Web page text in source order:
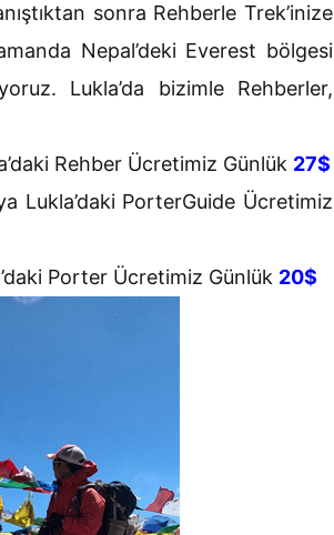
sonra Rehberle Trek’inize
Nepal’deki Everest bölgesi
Lukla’da bizimle Rehberler,
Rehber Ücretimiz Günlük 27$
Lukla’daki PorterGuide Ücretimiz
Porter Ücretimiz Günlük 20$